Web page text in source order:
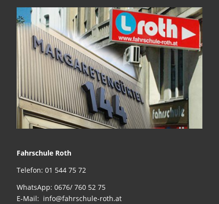
Fahrschule Roth
Telefon: 01 544 75 72
WhatsApp: 0676/ 760 52 75
E-Mail: info@fahrschule-roth.at